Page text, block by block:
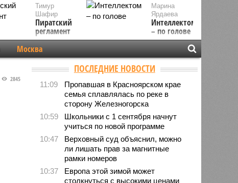
Марина
Ярдаева
Интеллектом
– по голове
Тимур
Шафир
Пиратский
регламент
Москва
2845
ПОСЛЕДНИЕ НОВОСТИ
11:09
Пропавшая в Красноярском крае
семья сплавлялась по реке в
сторону Железногорска
10:59
Школьники с 1 сентября начнут
учиться по новой программе
10:47
Верховный суд объяснил, можно
ли лишать прав за магнитные
рамки номеров
10:37
Европа этой зимой может
столкнуться с высокими ценами